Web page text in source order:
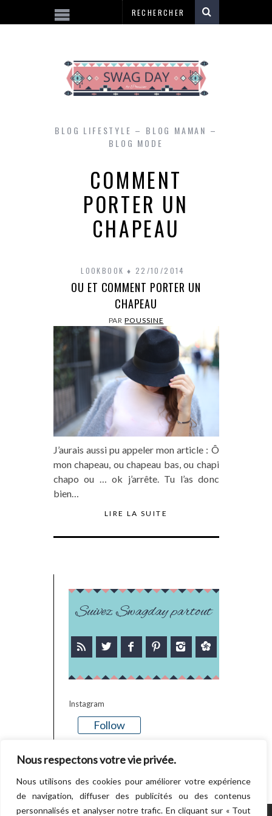
Nous respectons votre vie privée.
Nous utilisons des cookies pour améliorer votre expérience
de navigation, diffuser des publicités ou des contenus
personnalisés et analyser notre trafic. En cliquant sur « Tout
BLOG LIFESTYLE – BLOG MAMAN –
BLOG MODE
COMMENT
PORTER UN
CHAPEAU
LOOKBOOK 22/10/2014
OU ET COMMENT PORTER UN
CHAPEAU
PARPOUSSINE
J’aurais aussi pu appeler mon article : Ô
mon chapeau, ou chapeau bas, ou chapi
chapo ou … ok j’arrête. Tu l’as donc
bien…
LIRE LA SUITE
Suivez Swagday partout
Instagram
Follow